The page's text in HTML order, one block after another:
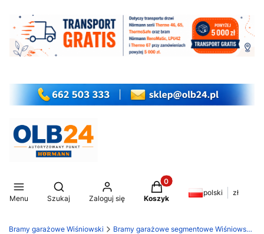
Menu
Otwórz wyszukiwarkę
Szukaj Zaloguj się
Produkty w koszyku: 0.
Koszyk
polski zł
Bramy garażowe Wiśniowski Bramy garażowe segmentowe Wiśniowski Unipro